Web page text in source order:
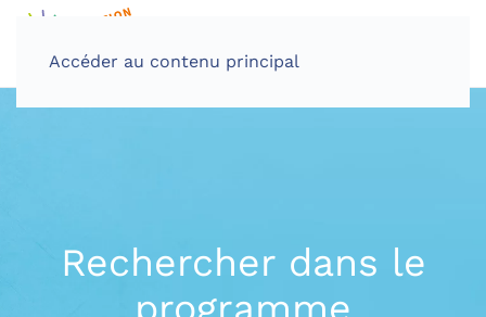
Accéder au contenu principal
Rechercher dans le